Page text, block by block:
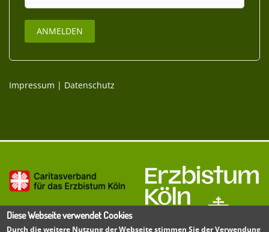
Impressum | Datenschutz
Diese Webseite verwendet Cookies
Durch die weitere Nutzung der Webseite stimmen Sie der Verwendung